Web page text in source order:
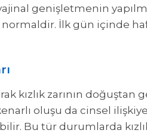
genişletmenin
İlk gün içinde
kızlık zarının
kenarlı oluşu da cinsel
Bu tür durumlarda